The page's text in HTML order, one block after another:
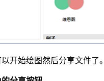
开始绘图然后分享文件了。